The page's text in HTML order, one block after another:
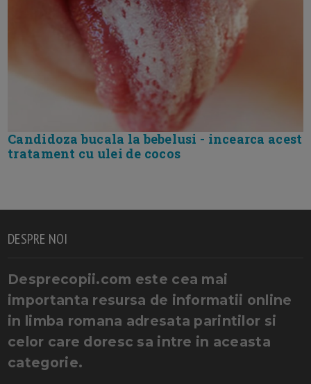
Candidoza bucala la bebelusi - incearca acest
tratament cu ulei de cocos
DESPRE NOI
Desprecopii.com este cea mai
importanta resursa de informatii online
in limba romana adresata parintilor si
celor care doresc sa intre in aceasta
categorie.